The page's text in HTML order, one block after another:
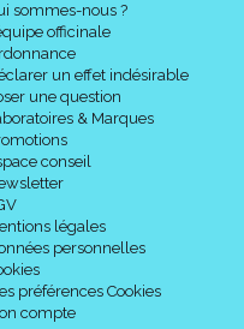
sommes-nous ?
officinale
un effet indésirable
une question
& Marques
conseil
légales
personnelles
préférences Cookies
compte